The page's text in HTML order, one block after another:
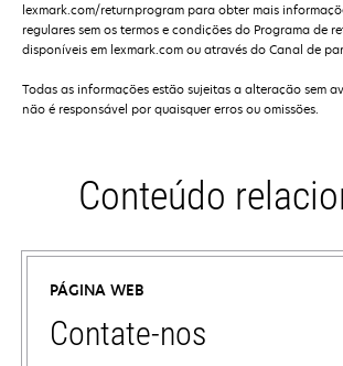
lexmark.com/returnprogram para obter mais
regulares sem os termos e condições do Programa de
disponíveis em lexmark.com ou através do Canal de
Todas as informações estão sujeitas a alteração sem
não é responsável por quaisquer erros ou omissões.
Conteúdo
PÁGINA WEB
Contate-nos